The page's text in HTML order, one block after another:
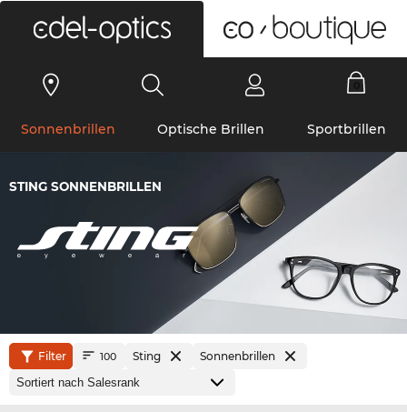
Sonnenbrillen Optische Brillen Sportbrillen
STING SONNENBRILLEN
Filter 100 Sting Sonnenbrillen